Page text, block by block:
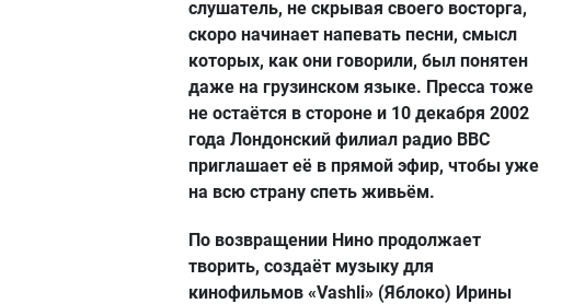
слушатель, не скрывая своего восторга,
скоро начинает напевать песни, смысл
которых, как они говорили, был понятен
даже на грузинском языке. Пресса тоже
не остаётся в стороне и 10 декабря 2002
года Лондонский филиал радио BBC
приглашает её в прямой эфир, чтобы уже
на всю страну спеть живьём.
По возвращении Нино продолжает
творить, создаёт музыку для
кинофильмов «Vashli» (Яблоко) Ирины